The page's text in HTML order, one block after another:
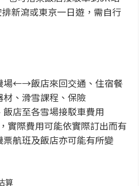
新瀉或東京一日遊，需自行
場←→飯店來回交通、住宿餐
、滑雪課程、保險
店至各雪場接駁車費用
實際費用可能依實際訂出而有
航班及飯店亦可能有所變
算